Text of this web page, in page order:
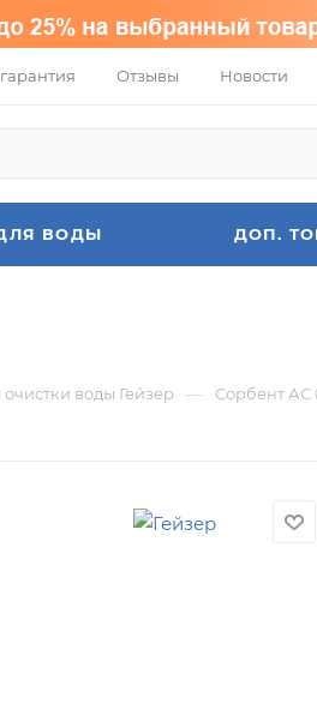
Отзывы Новости
ВОДЫ ДОП.
воды Гейзер — Сорбент АС